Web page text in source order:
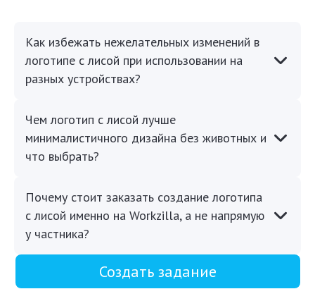
Как избежать нежелательных изменений в
логотипе с лисой при использовании на
разных устройствах?
Чем логотип с лисой лучше
минималистичного дизайна без животных и
что выбрать?
Почему стоит заказать создание логотипа
с лисой именно на Workzilla, а не напрямую
у частника?
Создать задание